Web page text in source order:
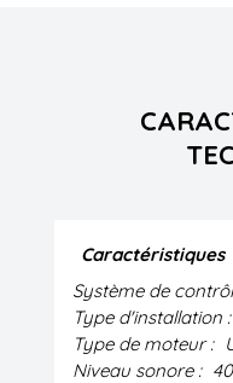
Caractéristiques
Système de
Type d'installation :
Type de moteur :
Niveau sonore :